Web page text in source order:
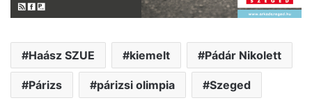
Haász SZUE kiemelt Pádár Nikolett
Párizs párizsi olimpia Szeged